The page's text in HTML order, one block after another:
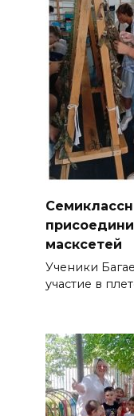
масксетей
Ученики
участие в